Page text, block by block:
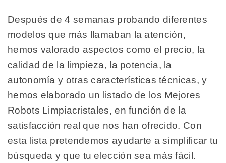
Después de 4 semanas probando diferentes
modelos que más llamaban la atención,
hemos valorado aspectos como el precio, la
calidad de la limpieza, la potencia, la
autonomía y otras características técnicas, y
hemos elaborado un listado de los Mejores
Robots Limpiacristales, en función de la
satisfacción real que nos han ofrecido. Con
esta lista pretendemos ayudarte a simplificar tu
búsqueda y que tu elección sea más fácil.